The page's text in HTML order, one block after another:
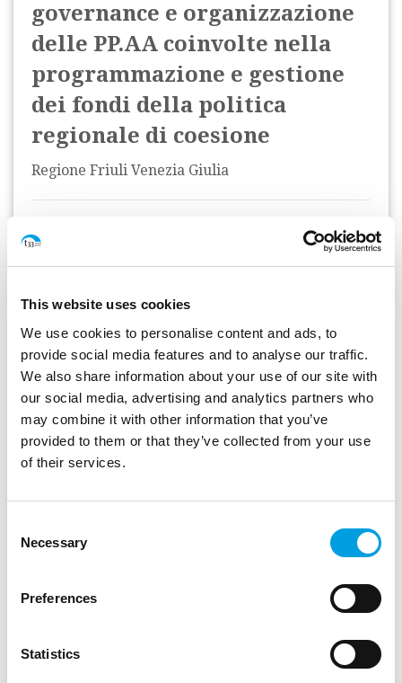
This website uses cookies
We use cookies to personalise content and ads, to
provide social media features and to analyse our traffic.
We also share information about your use of our site with
our social media, advertising and analytics partners who
may combine it with other information that you’ve
provided to them or that they’ve collected from your use
of their services.
Selection
Necessary
Preferences
Statistics
governance e organizzazione
delle PP.AA coinvolte nella
programmazione e gestione
dei fondi della politica
regionale di coesione
Regione Friuli Venezia Giulia
Stato:Completo
Valutazione ex ante e di
supporto tecnico per la
redazione dei documenti di
programmazione del
Programma Operativo
"Investimenti a favore della
crescita e dell’occupazione
Autonoma di Bolzano - Alto
Provincia Autonoma di Bolzano